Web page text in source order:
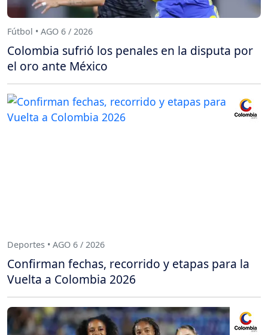
Fútbol • AGO 6 / 2026
Colombia sufrió los penales en la disputa por
el oro ante México
Deportes • AGO 6 / 2026
Confirman fechas, recorrido y etapas para la
Vuelta a Colombia 2026